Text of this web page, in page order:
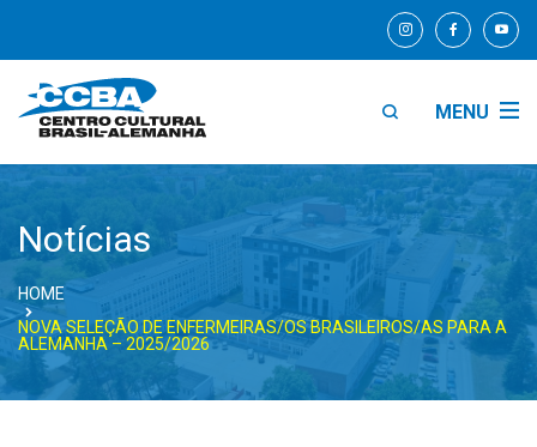
MENU
Notícias
HOME
NOVA SELEÇÃO DE ENFERMEIRAS/OS BRASILEIROS/AS PARA A
ALEMANHA – 2025/2026